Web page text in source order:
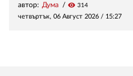
автор: Дума visibility 314
четвъртък, 06 Август 2026 / 15:27